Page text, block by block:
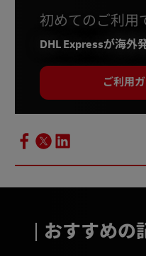
初めてのご利用
DHL Expressが海外
ご利用
おすすめの